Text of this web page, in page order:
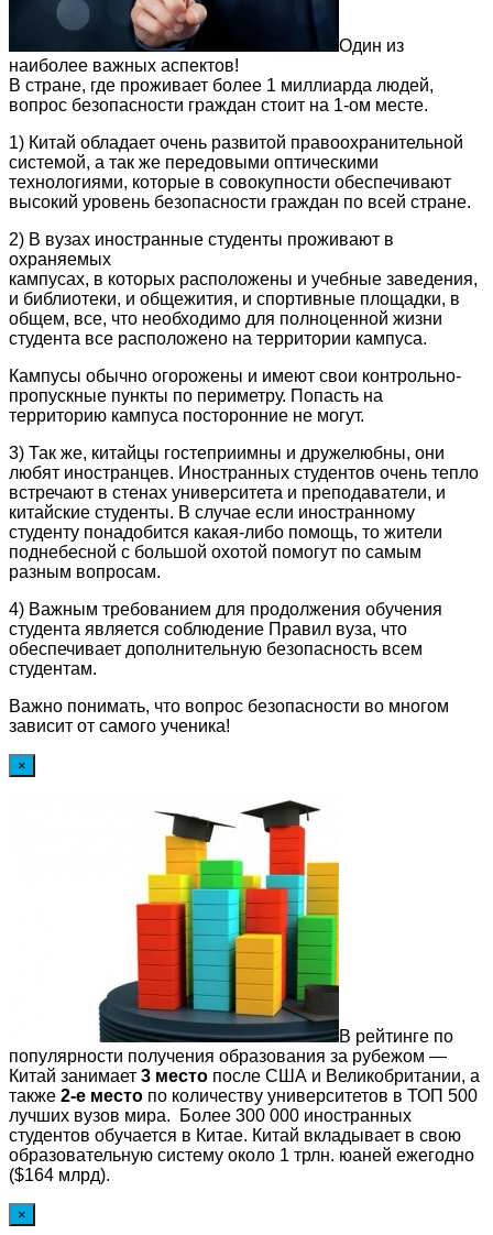
Один из
наиболее важных аспектов!
В стране, где проживает более 1 миллиарда людей,
вопрос безопасности граждан стоит на 1-ом месте.
1) Китай обладает очень развитой правоохранительной
системой, а так же передовыми оптическими
технологиями, которые в совокупности обеспечивают
высокий уровень безопасности граждан по всей стране.
2) В вузах иностранные студенты проживают в
охраняемых
кампусах, в которых расположены и учебные заведения,
и библиотеки, и общежития, и спортивные площадки, в
общем, все, что необходимо для полноценной жизни
студента все расположено на территории кампуса.
Кампусы обычно огорожены и имеют свои контрольно-
пропускные пункты по периметру. Попасть на
территорию кампуса посторонние не могут.
3) Так же, китайцы гостеприимны и дружелюбны, они
любят иностранцев. Иностранных студентов очень тепло
встречают в стенах университета и преподаватели, и
китайские студенты. В случае если иностранному
студенту понадобится какая-либо помощь, то жители
поднебесной с большой охотой помогут по самым
разным вопросам.
4) Важным требованием для продолжения обучения
студента является соблюдение Правил вуза, что
обеспечивает дополнительную безопасность всем
студентам.
Важно понимать, что вопрос безопасности во многом
зависит от самого ученика!
×
В рейтинге по
популярности получения образования за рубежом —
Китай занимает 3 место после США и Великобритании, а
также 2-е место по количеству университетов в ТОП 500
лучших вузов мира. Более 300 000 иностранных
студентов обучается в Китае. Китай вкладывает в свою
образовательную систему около 1 трлн. юаней ежегодно
($164 млрд).
×